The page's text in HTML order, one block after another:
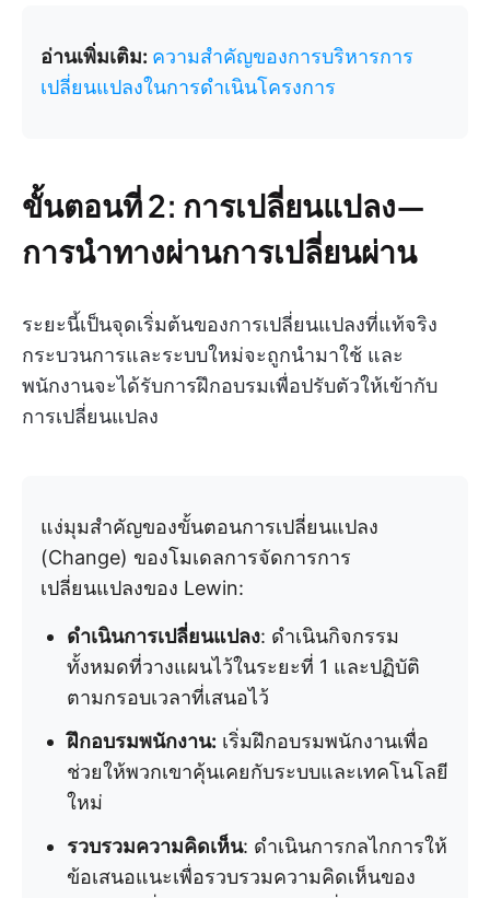
อ่านเพิ่มเติม: ความสำคัญของการบริหารการ
เปลี่ยนแปลงในการดำเนินโครงการ
ขั้นตอนที่ 2: การเปลี่ยนแปลง—
การนำทางผ่านการเปลี่ยนผ่าน
ระยะนี้เป็นจุดเริ่มต้นของการเปลี่ยนแปลงที่แท้จริง
กระบวนการและระบบใหม่จะถูกนำมาใช้ และ
พนักงานจะได้รับการฝึกอบรมเพื่อปรับตัวให้เข้ากับ
การเปลี่ยนแปลง
แง่มุมสำคัญของขั้นตอนการเปลี่ยนแปลง
(Change) ของโมเดลการจัดการการ
เปลี่ยนแปลงของ Lewin:
ดำเนินการเปลี่ยนแปลง: ดำเนินกิจกรรม
ทั้งหมดที่วางแผนไว้ในระยะที่ 1 และปฏิบัติ
ตามกรอบเวลาที่เสนอไว้
ฝึกอบรมพนักงาน: เริ่มฝึกอบรมพนักงานเพื่อ
ช่วยให้พวกเขาคุ้นเคยกับระบบและเทคโนโลยี
ใหม่
รวบรวมความคิดเห็น: ดำเนินการกลไกการให้
ข้อเสนอแนะเพื่อรวบรวมความคิดเห็นของ